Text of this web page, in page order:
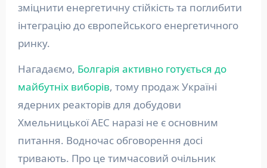
зміцнити енергетичну стійкість та поглибити
інтеграцію до європейського енергетичного
ринку.
Нагадаємо, Болгарія активно готується до
майбутніх виборів, тому продаж Україні
ядерних реакторів для добудови
Хмельницької АЕС наразі не є основним
питання. Водночас обговорення досі
тривають. Про це тимчасовий очільник